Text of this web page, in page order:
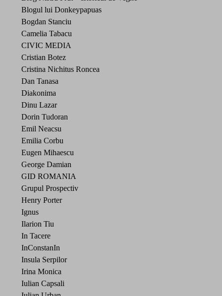
Blogul lui Donkeypapuas
Bogdan Stanciu
Camelia Tabacu
CIVIC MEDIA
Cristian Botez
Cristina Nichitus Roncea
Dan Tanasa
Diakonima
Dinu Lazar
Dorin Tudoran
Emil Neacsu
Emilia Corbu
Eugen Mihaescu
George Damian
GID ROMANIA
Grupul Prospectiv
Henry Porter
Ignus
Ilarion Tiu
In Tacere
InConstanIn
Insula Serpilor
Irina Monica
Iulian Capsali